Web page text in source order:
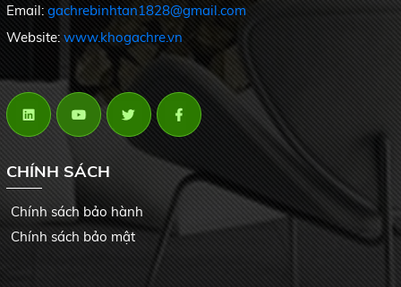
Email: gachrebinhtan1828@gmail.com
Website:www.khogachre.vn
CHÍNH SÁCH
Chính sách bảo hành
Chính sách bảo mật